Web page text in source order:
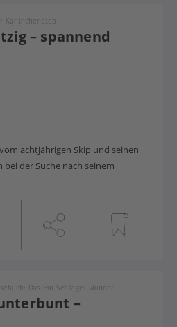
– spannend
Kaninchendieb
achtjährigen Skip und seinen
der Suche nach seinem
–
Das Ein-Schlägel-Wunder